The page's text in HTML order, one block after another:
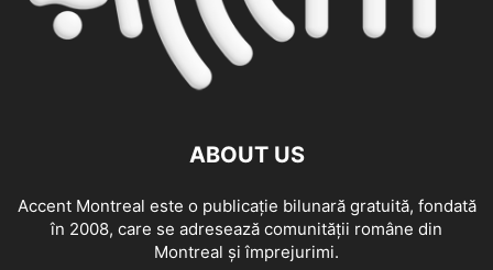
ABOUT US
Accent Montreal este o publicație bilunară gratuită, fondată
în 2008, care se adresează comunităţii române din
Montreal şi împrejurimi.